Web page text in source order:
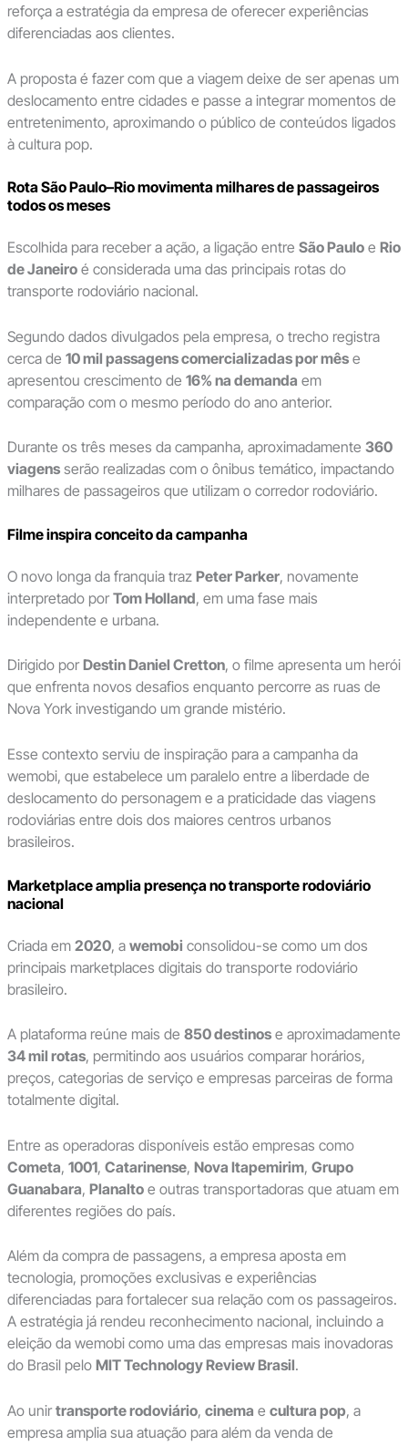
reforça a estratégia da empresa de oferecer experiências
diferenciadas aos clientes.
A proposta é fazer com que a viagem deixe de ser apenas um
deslocamento entre cidades e passe a integrar momentos de
entretenimento, aproximando o público de conteúdos ligados
à cultura pop.
Rota São Paulo–Rio movimenta milhares de passageiros
todos os meses
Escolhida para receber a ação, a ligação entre São Pauloe Rio
de Janeiroé considerada uma das principais rotas do
transporte rodoviário nacional.
Segundo dados divulgados pela empresa, o trecho registra
cerca de 10 mil passagens comercializadas por mêse
apresentou crescimento de 16% na demanda em
comparação com o mesmo período do ano anterior.
Durante os três meses da campanha, aproximadamente 360
viagensserão realizadas com o ônibus temático, impactando
milhares de passageiros que utilizam o corredor rodoviário.
Filme inspira conceito da campanha
O novo longa da franquia traz Peter Parker, novamente
interpretado por Tom Holland, em uma fase mais
independente e urbana.
Dirigido por Destin Daniel Cretton, o filme apresenta um herói
que enfrenta novos desafios enquanto percorre as ruas de
Nova York investigando um grande mistério.
Esse contexto serviu de inspiração para a campanha da
wemobi, que estabelece um paralelo entre a liberdade de
deslocamento do personagem e a praticidade das viagens
rodoviárias entre dois dos maiores centros urbanos
brasileiros.
Marketplace amplia presença no transporte rodoviário
nacional
Criada em 2020, a wemobi consolidou-se como um dos
principais marketplaces digitais do transporte rodoviário
brasileiro.
A plataforma reúne mais de 850 destinose aproximadamente
34 mil rotas, permitindo aos usuários comparar horários,
preços, categorias de serviço e empresas parceiras de forma
totalmente digital.
Entre as operadoras disponíveis estão empresas como
Cometa, 1001, Catarinense, Nova Itapemirim, Grupo
Guanabara, Planaltoe outras transportadoras que atuam em
diferentes regiões do país.
Além da compra de passagens, a empresa aposta em
tecnologia, promoções exclusivas e experiências
diferenciadas para fortalecer sua relação com os passageiros.
A estratégia já rendeu reconhecimento nacional, incluindo a
eleição da wemobi como uma das empresas mais inovadoras
do Brasil pelo MIT Technology Review Brasil.
Ao unir transporte rodoviário, cinema e cultura pop, a
empresa amplia sua atuação para além da venda de